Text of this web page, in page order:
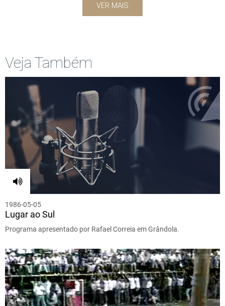
VER MAIS
Veja Também
1986-05-05
Lugar ao Sul
Programa apresentado por Rafael Correia em Grândola.